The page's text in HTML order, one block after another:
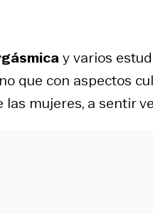
y varios
que con aspectos
mujeres, a sentir